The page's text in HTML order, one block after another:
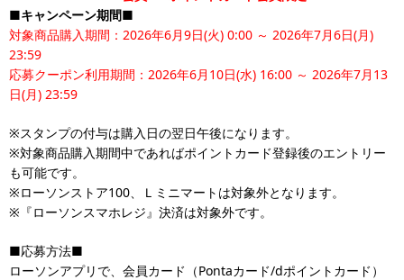
■キャンペーン期間■
対象商品購入期間：2026年6月9日(火) 0:00 ～ 2026年7月6日(月)
23:59
応募クーポン利用期間：2026年6月10日(水) 16:00 ～ 2026年7月13
日(月) 23:59
※スタンプの付与は購入日の翌日午後になります。
※対象商品購入期間中であればポイントカード登録後のエントリー
も可能です。
※ローソンストア100、Ｌミニマートは対象外となります。
※『ローソンスマホレジ』決済は対象外です。
■応募方法■
ローソンアプリで、会員カード（Pontaカード/dポイントカード）